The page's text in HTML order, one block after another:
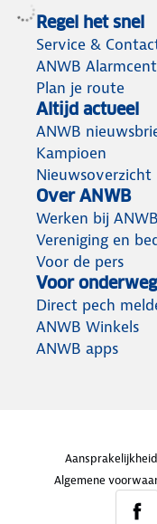
Regel het snel
Service &
ANWB
Plan je route
Altijd actueel
ANWB
Kampioen
Nieuwsoverzicht
Over ANWB
Werken bij ANWB
Vereniging en
Voor de pers
Voor onderweg
Direct pech
ANWB Winkels
ANWB apps
Aansprakelijkheid
Algemene